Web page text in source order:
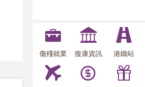
傷殘就業 復康資訊 港鐵站